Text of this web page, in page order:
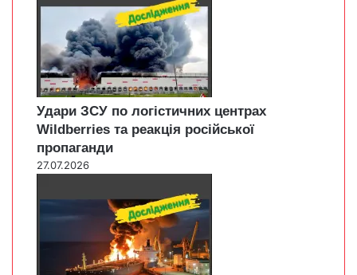
Удари ЗСУ по логістичних центрах
Wildberries та реакція російської
пропаганди
27.07.2026